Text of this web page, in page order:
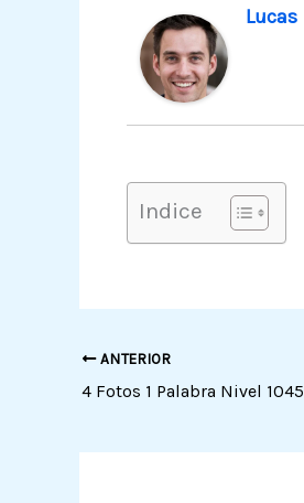
Lucas
Indice
ANTERIOR
4 Fotos 1 Palabra Nivel 1045